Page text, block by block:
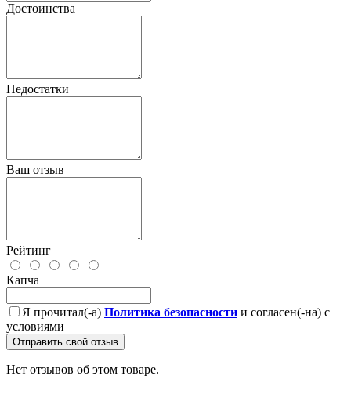
Достоинства
Недостатки
Ваш отзыв
Рейтинг
Капча
Я прочитал(-а) Политика безопасности и согласен(-на) с
условиями
Отправить свой отзыв
Нет отзывов об этом товаре.